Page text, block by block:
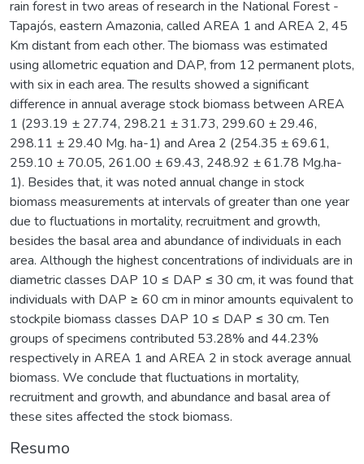
rain forest in two areas of research in the National Forest -
Tapajós, eastern Amazonia, called AREA 1 and AREA 2, 45
Km distant from each other. The biomass was estimated
using allometric equation and DAP, from 12 permanent plots,
with six in each area. The results showed a significant
difference in annual average stock biomass between AREA
1 (293.19 ± 27.74, 298.21 ± 31.73, 299.60 ± 29.46,
298.11 ± 29.40 Mg. ha-1) and Area 2 (254.35 ± 69.61,
259.10 ± 70.05, 261.00 ± 69.43, 248.92 ± 61.78 Mg.ha-
1). Besides that, it was noted annual change in stock
biomass measurements at intervals of greater than one year
due to fluctuations in mortality, recruitment and growth,
besides the basal area and abundance of individuals in each
area. Although the highest concentrations of individuals are in
diametric classes DAP 10 ≤ DAP ≤ 30 cm, it was found that
individuals with DAP ≥ 60 cm in minor amounts equivalent to
stockpile biomass classes DAP 10 ≤ DAP ≤ 30 cm. Ten
groups of specimens contributed 53.28% and 44.23%
respectively in AREA 1 and AREA 2 in stock average annual
biomass. We conclude that fluctuations in mortality,
recruitment and growth, and abundance and basal area of
these sites affected the stock biomass.
Resumo